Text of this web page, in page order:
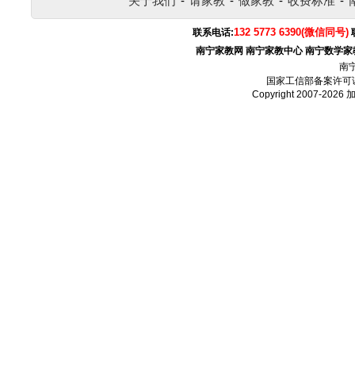
联系电话:132 5773 6390(微信同号)
南宁家教网 南宁家教中心 南宁数学家
南
国家工信部备案许可
Copyright 2007-2026